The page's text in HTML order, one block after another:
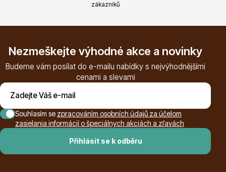
Vzrostlé stromy
zákazníků
Nezmeškejte výhodné akce a novinky
Budeme vám posílat do e-mailu nabídky s nejvýhodnějšími
cenami a slevami
Přihlásit se k odběru
Souhlasím se zpracováním osobních údajů za účelom
zasielania informácií o špeciálnych akciách a zľavách